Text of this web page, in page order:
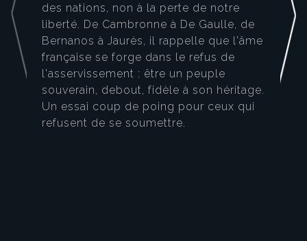
des nations, non à la perte de notre
liberté. De Cambronne à De Gaulle, de
Bernanos à Jaurès, il rappelle que l'âme
française se forge dans le refus de
l'asservissement : être un peuple
souverain, debout, fidèle à son héritage.
Un essai coup de poing pour ceux qui
refusent de se soumettre.